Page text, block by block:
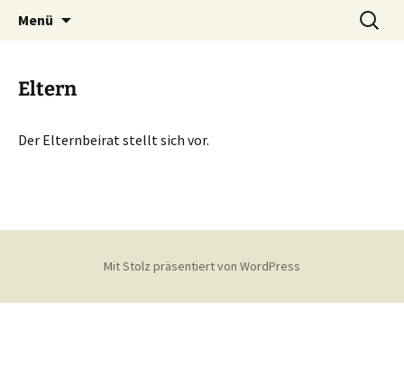
Grundschule Herresbach
Menü
Suchen
nach:
Eltern
Der Elternbeirat stellt sich vor.
Mit Stolz präsentiert von WordPress